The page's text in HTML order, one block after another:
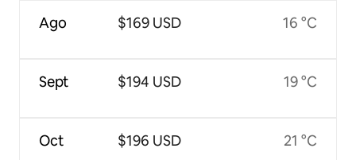
Ago
Sept
Oct
$169 USD
$194 USD
$196 USD
16 °C
19 °C
21 °C